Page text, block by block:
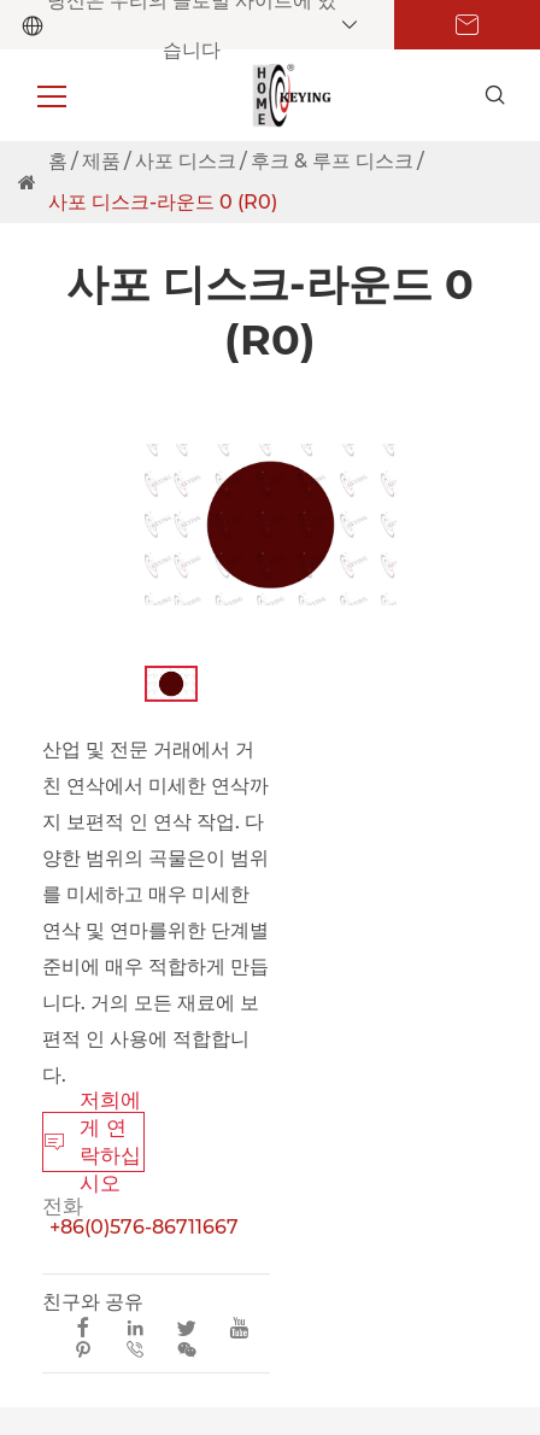
습니다
홈 제품 사포 디스크
후크 & 루프 디스크
사포 디스크-라운드 0 (R0)
사포 디스크-라운드 0
(R0)
산업 및 전문 거래에서 거
친 연삭에서 미세한 연삭까
지 보편적 인 연삭 작업. 다
양한 범위의 곡물은이 범위
를 미세하고 매우 미세한
연삭 및 연마를위한 단계별
준비에 매우 적합하게 만듭
니다. 거의 모든 재료에 보
편적 인 사용에 적합합니
다.

저희에
게 연
락하십
시오
전화
+86(0)576-86711667
친구와 공유
  


 